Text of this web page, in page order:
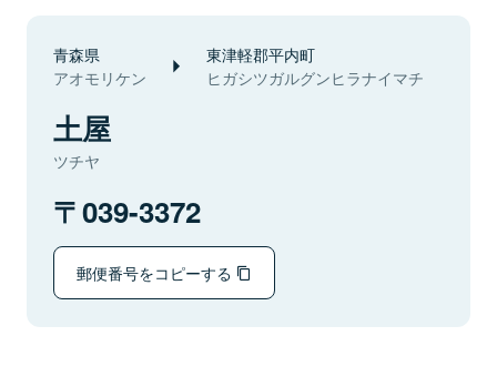
青森県
アオモリケン
東津軽郡平内町
ヒガシツガルグンヒラナイマチ
土屋
ツチヤ
039-3372
郵便番号をコピーする